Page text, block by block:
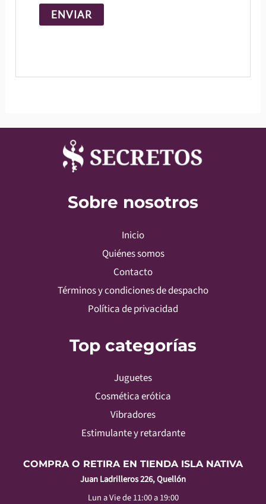
Sobre nosotros
Inicio
Quiénes somos
Contacto
Términos y condiciones de despacho
Política de privacidad
Top categorías
Juguetes
Cosmética erótica
Vibradores
Estimulante y retardante
COMPRA O RETIRA EN TIENDA ISLA NATIVA
Juan Ladrilleros 226, Quellón
Lun a Vie de 11:00 a 19:00